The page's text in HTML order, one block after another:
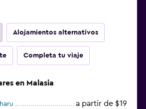
Alojamientos alternativos
Completa tu viaje
en Malasia
a partir de $19